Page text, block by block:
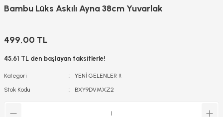
Bambu Lüks Askılı Ayna 38cm Yuvarlak
499,00 TL
45,61 TL den başlayan taksitlerle!
Kategori
YENİ GELENLER !!
Stok Kodu
BXY9DVMXZ2